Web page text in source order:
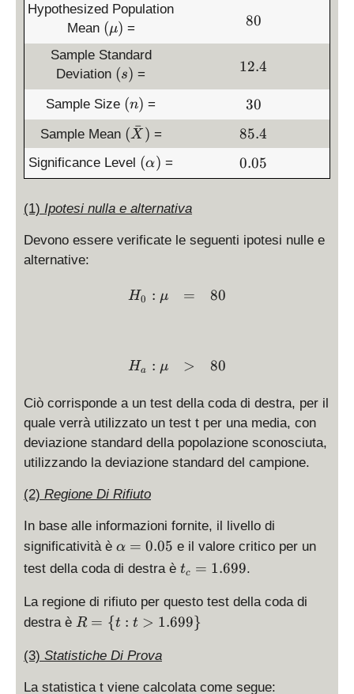
Hypothesized Population
Mean (
\
m
u
(μ) =
8
80
Sample Standard
Deviation (
s
)
(s) =
1
4
12.4
Sample Size (
n
)
(n) =
3
0
30
Sample Mean (
\
b
a
X
)
(X
ˉ) =
8
5
.
4
85.4
Significance Level (
\
l
h
(α) =
0
.
0.05
(1) Ipotesi nulla e alternativa
Devono essere verificate le seguenti ipotesi nulle e
alternative:
\begin{array}{ccl}
H0 : μ
Ha : μ
=
>
80
80
Ciò corrisponde a un test della coda di destra, per il
quale verrà utilizzato un test t per una media, con
deviazione standard della popolazione sconosciuta,
utilizzando la deviazione standard del campione.
(2) Regione Di Rifiuto
In base alle informazioni fornite, il livello di
significatività è \
al
h
a
=
0.
0
5
α = 0.05 e il valore critico per un
test della coda di destra è t
c
=
9
tc = 1.699.
La regione di rifiuto per questo test della coda di
destra è R
\
t:
R = {t : t > 1.699}
(3) Statistiche Di Prova
La statistica t viene calcolata come segue: